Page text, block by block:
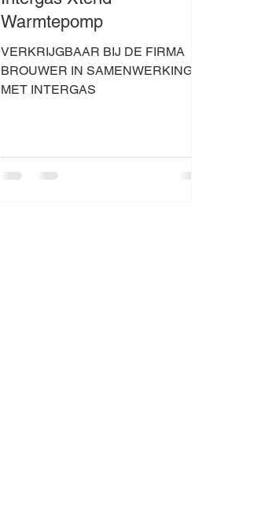
Warmtepomp
VERKRIJGBAAR BIJ DE FIRMA
BROUWER IN SAMENWERKING
MET INTERGAS